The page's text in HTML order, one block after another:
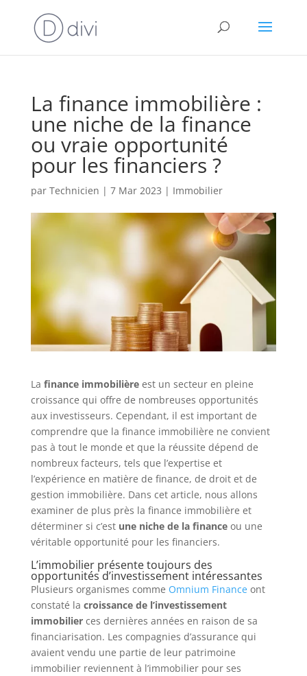
La finance immobilière :
une niche de la finance
ou vraie opportunité
pour les financiers ?
par Technicien | 7 Mar 2023 | Immobilier
La finance immobilièreest un secteur en pleine
croissance qui offre de nombreuses opportunités
aux investisseurs. Cependant, il est important de
comprendre que la finance immobilière ne convient
pas à tout le monde et que la réussite dépend de
nombreux facteurs, tels que l’expertise et
l’expérience en matière de finance, de droit et de
gestion immobilière. Dans cet article, nous allons
examiner de plus près la finance immobilière et
déterminer si c’est une niche de la financeou une
véritable opportunité pour les financiers.
L’immobilier présente toujours des
opportunités d’investissement intéressantes
Plusieurs organismes comme Omnium Financeont
constaté la croissance de l’investissement
immobilierces dernières années en raison de sa
financiarisation. Les compagnies d’assurance qui
avaient vendu une partie de leur patrimoine
immobilier reviennent à l’immobilier pour ses